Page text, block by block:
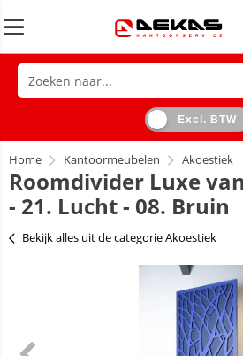
Excl. BTW
Home Kantoormeubelen Akoestiek
Roomdivider Luxe
- 21. Lucht - 08. Bruin
Bekijk alles uit de categorie Akoestiek